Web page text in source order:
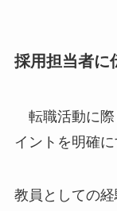
採用担当者に
転職活動に際
イントを明確
教員としての